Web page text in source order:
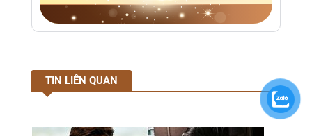
TIN LIÊN QUAN